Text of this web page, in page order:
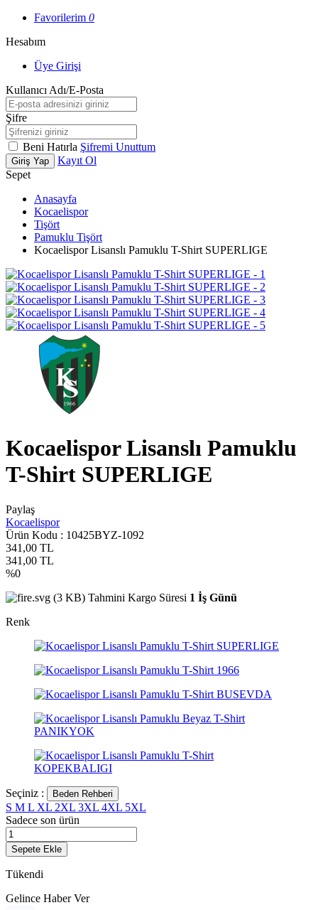
Favorilerim 0
Hesabım
Üye Girişi
Kullanıcı Adı/E-Posta
Şifre
Beni Hatırla Şifremi Unuttum
Giriş Yap
Kayıt Ol
Sepet
Anasayfa
Kocaelispor
Tişört
Pamuklu Tişört
Kocaelispor Lisanslı Pamuklu T-Shirt SUPERLIGE
Kocaelispor Lisanslı Pamuklu
T-Shirt SUPERLIGE
Paylaş
Kocaelispor
Ürün Kodu : 10425BYZ-1092
341,00 TL
341,00 TL
%0
Tahmini Kargo Süresi 1 İş Günü
Renk
Seçiniz : Beden Rehberi
S M L XL 2XL 3XL 4XL 5XL
Sadece son ürün
Sepete Ekle
Tükendi
Gelince Haber Ver